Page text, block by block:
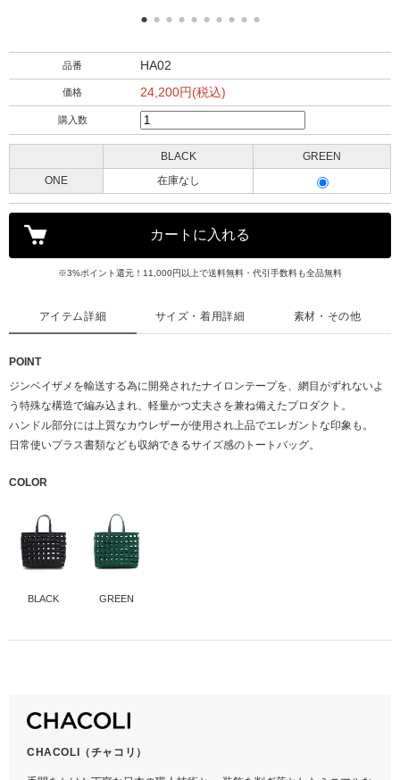
品番 HA02
価格 24,200円(税込)
購入数
BLACK
GREEN
ONE
在庫なし
※3%ポイント還元！11,000円以上で送料無料・代引手数料も全品無料
アイテム詳細
POINT
ジンベイザメを輸送する為に開発されたナイロンテープを、網目がずれないよ
う特殊な構造で編み込まれ、軽量かつ丈夫さを兼ね備えたプロダクト。
ハンドル部分には上質なカウレザーが使用され上品でエレガントな印象も。
日常使いプラス書類なども収納できるサイズ感のトートバッグ。
COLOR
BLACK GREEN
サイズ・着用詳細 素材・その他
CHACOLI（チャコリ）